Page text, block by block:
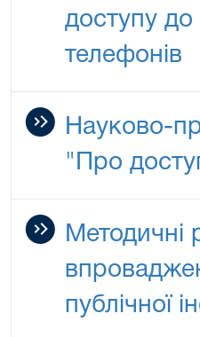
доступу до
телефонів
Науково-
"Про
Методичні
публічної